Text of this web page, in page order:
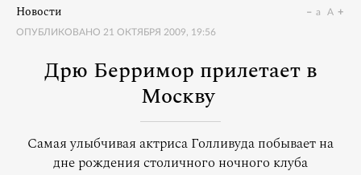
Новости
ОПУБЛИКОВАНО 21 ОКТЯБРЯ 2009, 19:56
a A
Дрю Берримор прилетает в
Москву
Самая улыбчивая актриса Голливуда побывает на
дне рождения столичного ночного клуба